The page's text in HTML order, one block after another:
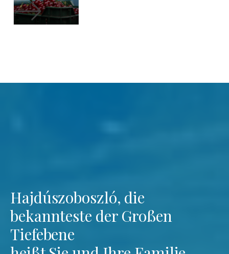
Hajdúszoboszló, die
bekannteste der Großen
Tiefebene